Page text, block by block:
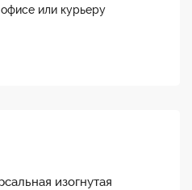
или курьеру
изогнутая